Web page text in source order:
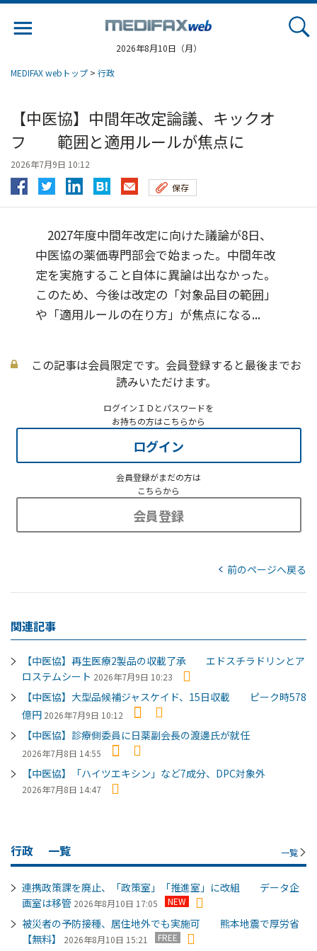
2026年8月10日（月）
MEDIFAX webトップ > 行政
【中医協】中間年改定論議、キックオ
フ 範囲と適用ルールが焦点に
2026年7月9日 10:12
保存
2027年度中間年改定に向けた議論が8日、
中医協の薬価専門部会で始まった。中間年改
定を実施すること自体に異論は出なかった。
このため、今後は改定の「対象品目の範囲」
や「適用ルールの在り方」が焦点になる...
この記事は会員限定です。会員登録すると最後までお
読みいただけます。
ログインＩＤとパスワードを
お持ちの方はこちらから
ログイン
会員登録がまだの方は
こちらから
会員登録
前のページへ戻る
関連記事
【中医協】再生医療2製品の収載了承 エドスチラドリンとア
ロステムシート 2026年7月9日 10:23
【中医協】大型品候補ジャスケイド、15日収載 ピーク時578
億円 2026年7月9日 10:12
【中医協】診療側委員に日薬副会長の渡邊氏が就任
2026年7月8日 14:55
【中医協】「ハイツエキシン」など7成分、DPC対象外
2026年7月8日 14:47
行政 一覧 一覧
連携政策課を廃止、「政策室」「推進室」に改組 データ企
画室は移管 2026年8月10日 17:05 NEW
被災者の予防接種、居住地外でも実施可 熊本地震で厚労省
【無料】
2026年8月10日 15:21 FREE